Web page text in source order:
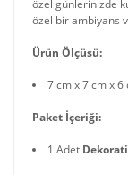
özel günlerinizde
özel bir ambiyans
Ürün Ölçüsü:
7 cm x 7 cm x 6
Paket İçeriği:
1 Adet